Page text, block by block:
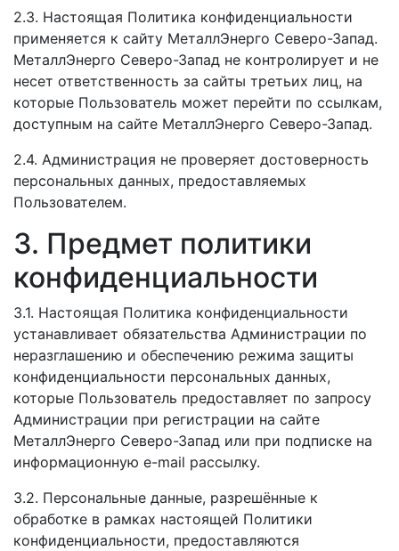
2.3. Настоящая Политика конфиденциальности
применяется к сайту МеталлЭнерго Северо-Запад.
МеталлЭнерго Северо-Запад не контролирует и не
несет ответственность за сайты третьих лиц, на
которые Пользователь может перейти по ссылкам,
доступным на сайте МеталлЭнерго Северо-Запад.
2.4. Администрация не проверяет достоверность
персональных данных, предоставляемых
Пользователем.
3. Предмет политики
конфиденциальности
3.1. Настоящая Политика конфиденциальности
устанавливает обязательства Администрации по
неразглашению и обеспечению режима защиты
конфиденциальности персональных данных,
которые Пользователь предоставляет по запросу
Администрации при регистрации на сайте
МеталлЭнерго Северо-Запад или при подписке на
информационную e-mail рассылку.
3.2. Персональные данные, разрешённые к
обработке в рамках настоящей Политики
конфиденциальности, предоставляются